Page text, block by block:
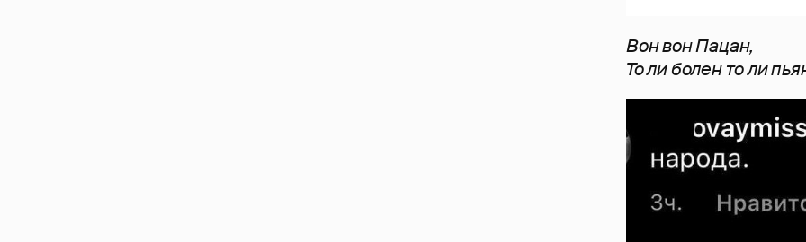
Вон вон Пацан,
То ли болен то ли